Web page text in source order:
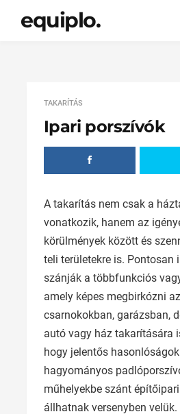
equiplo.
TAKARÍTÁS
Ipari porszívók
A takarítás nem csak a
vonatkozik, hanem az
körülmények között és
teli területekre is. Pontosan
szánják a többfunkciós
amely képes megbirkózni
csarnokokban, garázsban,
autó vagy ház takarítására
hogy jelentős
hagyományos
műhelyekbe szánt
állhatnak versenyben velük.